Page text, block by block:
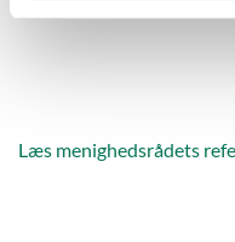
Læs menighedsrådets